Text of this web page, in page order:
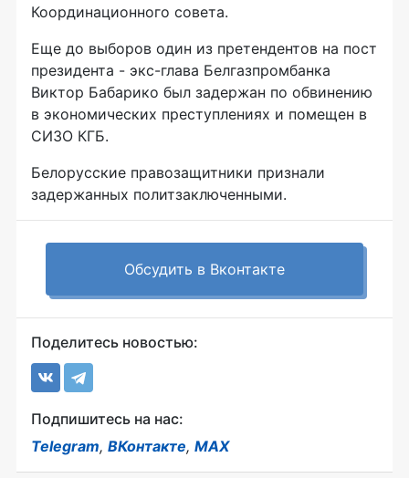
Координационного совета.
Еще до выборов один из претендентов на пост
президента - экс-глава Белгазпромбанка
Виктор Бабарико был задержан по обвинению
в экономических преступлениях и помещен в
СИЗО КГБ.
Белорусские правозащитники признали
задержанных политзаключенными.
Обсудить в Вконтакте
Поделитесь новостью:
Подпишитесь на нас:
Telegram, ВКонтакте, MAX